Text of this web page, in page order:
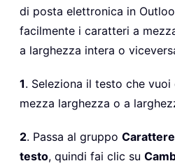
di posta elettronica in
facilmente i caratteri a
a larghezza intera o
1. Seleziona il testo che
mezza larghezza o a
2. Passa al gruppo Carattere
testo, quindi fai clic su